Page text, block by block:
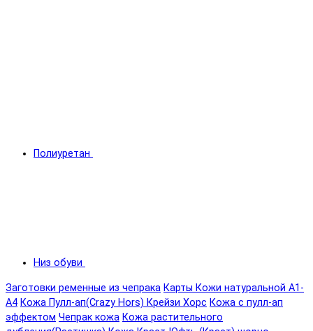
Полиуретан
Низ обуви
Заготовки ременные из чепрака Карты Кожи натуральной А1-
А4 Кожа Пулл-ап(Crazy Hors) Крейзи Хорс Кожа с пулл-ап
эффектом Чепрак кожа Кожа растительного